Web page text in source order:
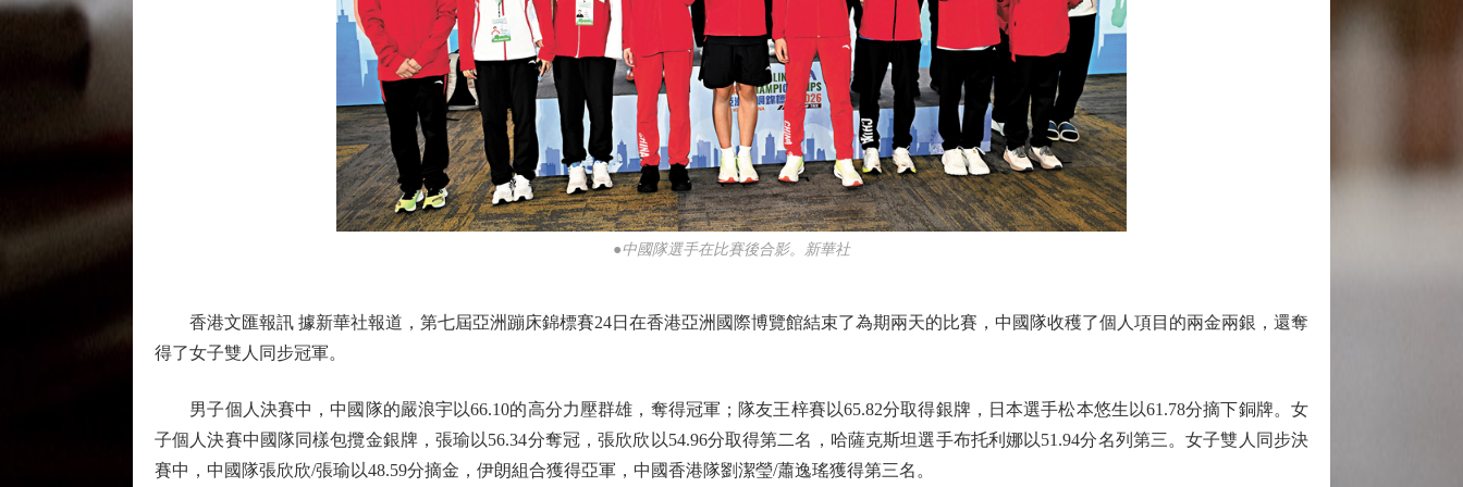
●中國隊選手在比賽後合影。新華社
香港文匯報訊 據新華社報道，第七屆亞洲蹦床錦標賽24日在香港亞洲國際博覽館結束了為期兩天的比賽，中國隊收穫了個人項目的兩金兩銀，還奪
得了女子雙人同步冠軍。
男子個人決賽中，中國隊的嚴浪宇以66.10的高分力壓群雄，奪得冠軍；隊友王梓賽以65.82分取得銀牌，日本選手松本悠生以61.78分摘下銅牌。女
子個人決賽中國隊同樣包攬金銀牌，張瑜以56.34分奪冠，張欣欣以54.96分取得第二名，哈薩克斯坦選手布托利娜以51.94分名列第三。女子雙人同步決
賽中，中國隊張欣欣/張瑜以48.59分摘金，伊朗組合獲得亞軍，中國香港隊劉潔瑩/蕭逸瑤獲得第三名。